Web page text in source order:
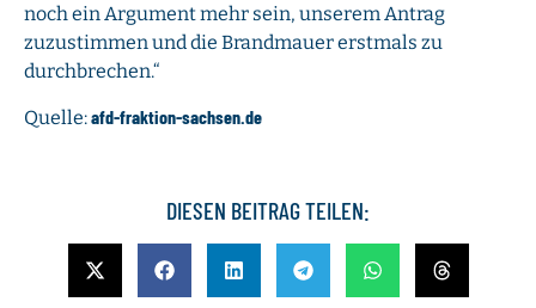
noch ein Argument mehr sein, unserem Antrag
zuzustimmen und die Brandmauer erstmals zu
durchbrechen.“
Quelle:afd-fraktion-sachsen.de
DIESEN BEITRAG TEILEN: